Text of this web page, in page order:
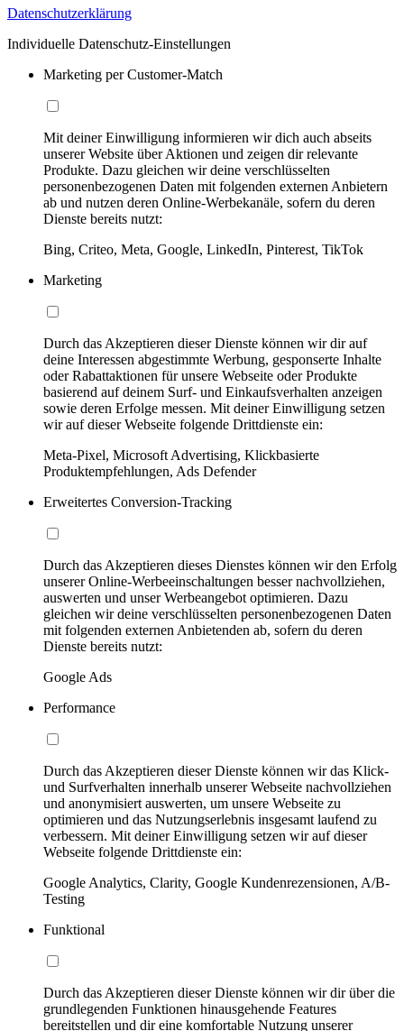
Datenschutzerklärung
Individuelle Datenschutz-Einstellungen
Marketing per Customer-Match
Mit deiner Einwilligung informieren wir dich auch abseits
unserer Website über Aktionen und zeigen dir relevante
Produkte. Dazu gleichen wir deine verschlüsselten
personenbezogenen Daten mit folgenden externen Anbietern
ab und nutzen deren Online-Werbekanäle, sofern du deren
Dienste bereits nutzt:
Bing, Criteo, Meta, Google, LinkedIn, Pinterest, TikTok
Marketing
Durch das Akzeptieren dieser Dienste können wir dir auf
deine Interessen abgestimmte Werbung, gesponserte Inhalte
oder Rabattaktionen für unsere Webseite oder Produkte
basierend auf deinem Surf- und Einkaufsverhalten anzeigen
sowie deren Erfolge messen. Mit deiner Einwilligung setzen
wir auf dieser Webseite folgende Drittdienste ein:
Meta-Pixel, Microsoft Advertising, Klickbasierte
Produktempfehlungen, Ads Defender
Erweitertes Conversion-Tracking
Durch das Akzeptieren dieses Dienstes können wir den Erfolg
unserer Online-Werbeeinschaltungen besser nachvollziehen,
auswerten und unser Werbeangebot optimieren. Dazu
gleichen wir deine verschlüsselten personenbezogenen Daten
mit folgenden externen Anbietenden ab, sofern du deren
Dienste bereits nutzt:
Google Ads
Performance
Durch das Akzeptieren dieser Dienste können wir das Klick-
und Surfverhalten innerhalb unserer Webseite nachvollziehen
und anonymisiert auswerten, um unsere Webseite zu
optimieren und das Nutzungserlebnis insgesamt laufend zu
verbessern. Mit deiner Einwilligung setzen wir auf dieser
Webseite folgende Drittdienste ein:
Google Analytics, Clarity, Google Kundenrezensionen, A/B-
Testing
Funktional
Durch das Akzeptieren dieser Dienste können wir dir über die
grundlegenden Funktionen hinausgehende Features
bereitstellen und dir eine komfortable Nutzung unserer